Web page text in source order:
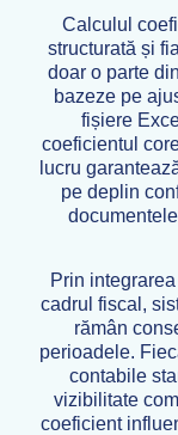
Calculul
structurată și
doar o parte
bazeze pe
fișiere
coeficientul
lucru
pe deplin
Prin
cadrul fiscal,
rămân
perioadele.
contabile
vizibilitate
coeficient